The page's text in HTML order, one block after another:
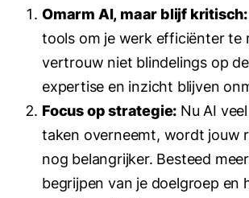
Omarm AI, maar blijf kritisch:
tools om je werk efficiënter te
vertrouw niet blindelings op
expertise en inzicht blijven
Focus op strategie: Nu AI
taken overneemt, wordt jouw
nog belangrijker. Besteed
begrijpen van je doelgroep en